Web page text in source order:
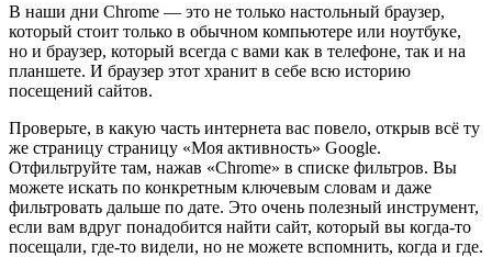
В наши дни Chrome — это не только настольный браузер,
который стоит только в обычном компьютере или ноутбуке,
но и браузер, который всегда с вами как в телефоне, так и на
планшете. И браузер этот хранит в себе всю историю
посещений сайтов.
Проверьте, в какую часть интернета вас повело, открыв всё ту
же страницу страницу «Моя активность» Google.
Отфильтруйте там, нажав «Chrome» в списке фильтров. Вы
можете искать по конкретным ключевым словам и даже
фильтровать дальше по дате. Это очень полезный инструмент,
если вам вдруг понадобится найти сайт, который вы когда-то
посещали, где-то видели, но не можете вспомнить, когда и где.